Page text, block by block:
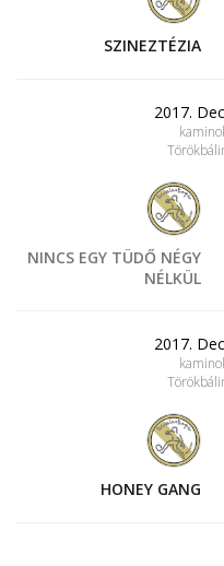
SZINEZTÉZIA
2017.
NINCS EGY TÜDŐ NÉGY
NÉLKÜL
2017.
HONEY GANG